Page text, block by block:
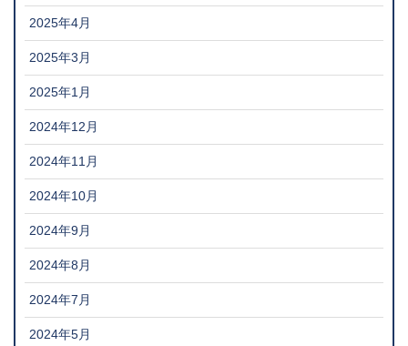
2025年4月
2025年3月
2025年1月
2024年12月
2024年11月
2024年10月
2024年9月
2024年8月
2024年7月
2024年5月